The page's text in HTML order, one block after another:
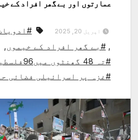
عمارتوں اور بے گھر افراد کے
اپریل 20, 2025
, #بے گھر افراد کے خیموں,
#تہ 48 گھنٹوں میں96فلسطینی شہید
#غزہ پر اسرائیلی فضائی